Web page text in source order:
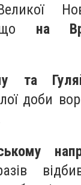
що на
та
доби